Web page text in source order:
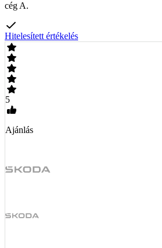
cég A.
Hitelesített értékelés
5
Ajánlás